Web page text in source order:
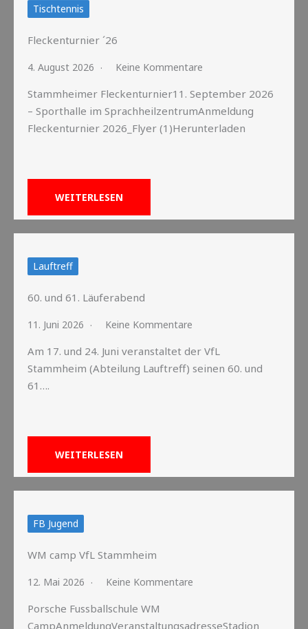
Tischtennis
Fleckenturnier ´26
4. August 2026 Keine Kommentare
Stammheimer Fleckenturnier11. September 2026
– Sporthalle im SprachheilzentrumAnmeldung
Fleckenturnier 2026_Flyer (1)Herunterladen
WEITERLESEN
Lauftreff
60. und 61. Läuferabend
11. Juni 2026 Keine Kommentare
Am 17. und 24. Juni veranstaltet der VfL
Stammheim (Abteilung Lauftreff) seinen 60. und
61….
WEITERLESEN
FB Jugend
WM camp VfL Stammheim
12. Mai 2026 Keine Kommentare
Porsche Fussballschule WM
CampAnmeldungVeranstaltungsadresseStadion